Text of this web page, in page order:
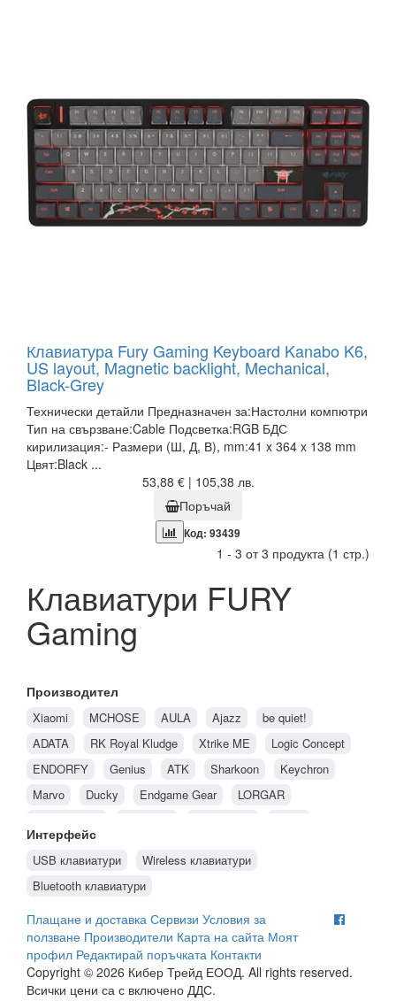
Клавиатура Fury Gaming Keyboard Kanabo K6,
US layout, Magnetic backlight, Mechanical,
Black-Grey
Технически детайли Предназначен за:Настолни компютри
Тип на свързване:Cable Подсветка:RGB БДС
кирилизация:- Размери (Ш, Д, В), mm:41 x 364 x 138 mm
Цвят:Black ...
53,88 € | 105,38 лв.
Поръчай
Код: 93439
1 - 3 от 3 продукта (1 стр.)
Клавиатури FURY
Gaming
Производител
Xiaomi MCHOSE AULA Ajazz
be quiet!
ADATA
RK Royal Kludge Xtrike ME
Logic Concept
ENDORFY
Genius ATK Sharkoon
Keychron
Marvo
Ducky Endgame Gear
LORGAR
Genesis
Rapoo MSI
Canyon
Roxpower
LogiLink MODECOM OEM
Lenovo
Logitech A4Tech Corsair
Gembird
Dark Project Microsoft
Интерфейс
USB клавиатури
Wireless клавиатури
Bluetooth клавиатури
Плащане и доставка Сервизи Условия за
ползване Производители Карта на сайта Моят
профил Редактирай поръчката Контакти
Copyright © 2026 Кибер Трейд ЕООД. All rights reserved.
Всички цени са с включено ДДС.